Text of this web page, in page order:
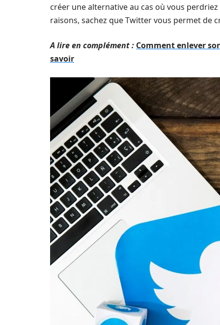
créer une alternative au cas où vous perdriez
raisons, sachez que Twitter vous permet de
A lire en complément : Comment enlever
savoir